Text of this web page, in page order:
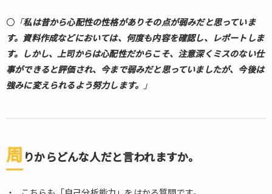
〇 「私は昔から心配性の性格がありその点が弱みだと思っていま
す。資料作成などにおいては、何度も内容を確認し、レポートしま
す。しかし、上司からは心配性だからこそ、注意深くミスのない仕
事ができると評価され、今まで弱みだと思っていましたが、今後は
強みに変えられるよう努力します。
」
周 りからどんな人だと言われますか。